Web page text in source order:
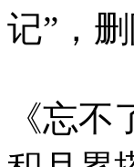
记”，
《忘